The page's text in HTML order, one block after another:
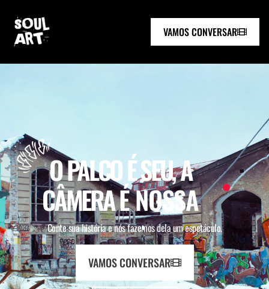
VAMOS CONVERSAR
O PALCO É SEU, A
CÂMERAÉ NOSSA
Conte sua história e nós fazemos dela um espetáculo.
VAMOS CONVERSAR